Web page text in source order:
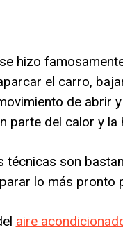
hizo
el carro,
de abrir
parte del calor y la
técnicas son
lo más pronto
aire